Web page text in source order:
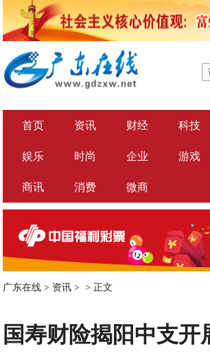
首页 资讯 财经 科技
娱乐 时尚 企业 游戏
商讯 消费 微商
广东在线 > 资讯 > > 正文
国寿财险揭阳中支开